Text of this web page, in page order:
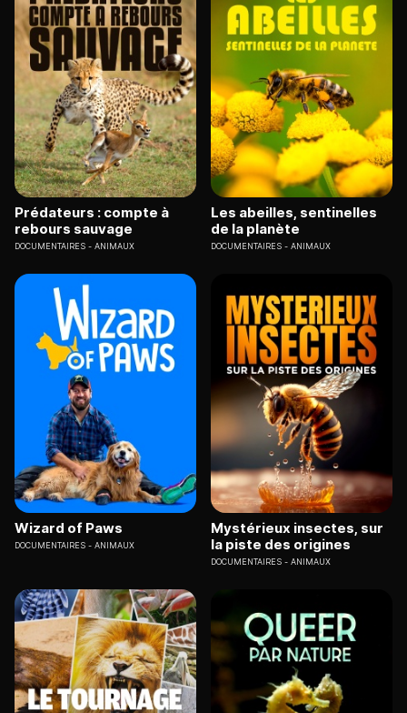
Prédateurs : compte à
rebours sauvage
DOCUMENTAIRES ANIMAUX
Les abeilles, sentinelles
de la planète
DOCUMENTAIRES ANIMAUX
Wizard of Paws
DOCUMENTAIRES ANIMAUX
Mystérieux insectes, sur
la piste des origines
DOCUMENTAIRES ANIMAUX